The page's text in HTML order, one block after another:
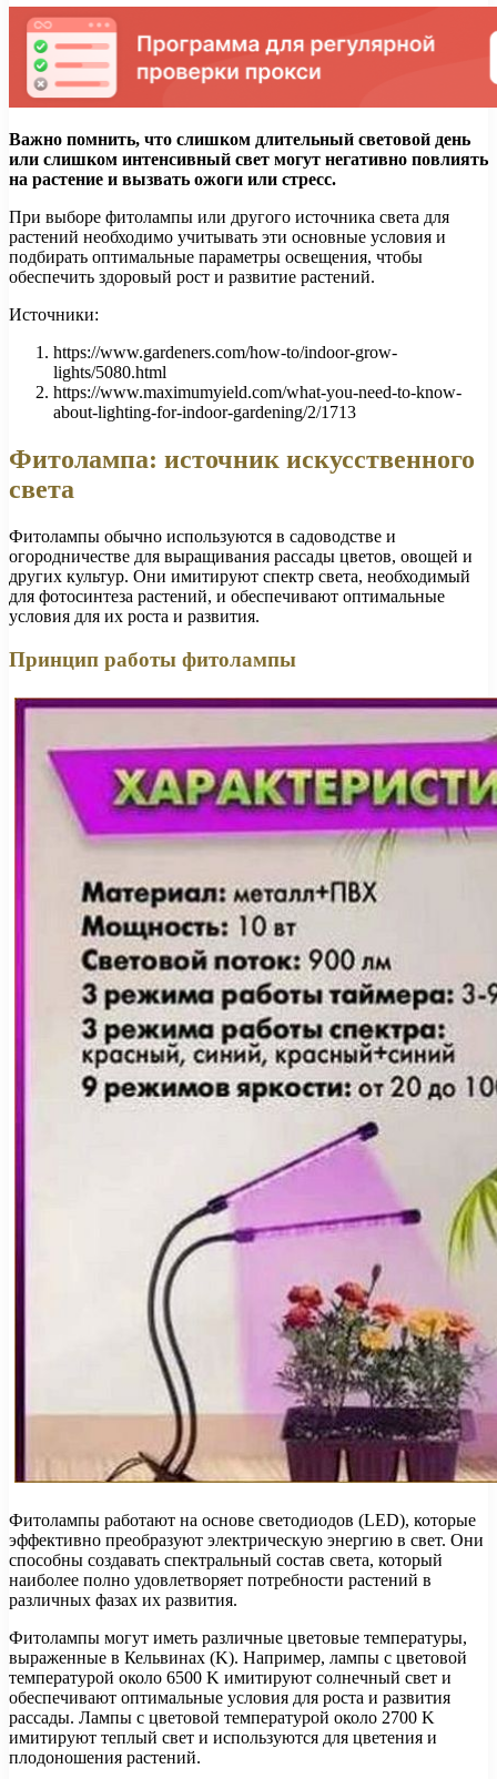
Важно помнить, что слишком длительный световой день
или слишком интенсивный свет могут негативно повлиять
на растение и вызвать ожоги или стресс.
При выборе фитолампы или другого источника света для
растений необходимо учитывать эти основные условия и
подбирать оптимальные параметры освещения, чтобы
обеспечить здоровый рост и развитие растений.
Источники:
https://www.gardeners.com/how-to/indoor-grow-
lights/5080.html
https://www.maximumyield.com/what-you-need-to-know-
about-lighting-for-indoor-gardening/2/1713
Фитолампа: источник искусственного
света
Фитолампы обычно используются в садоводстве и
огородничестве для выращивания рассады цветов, овощей и
других культур. Они имитируют спектр света, необходимый
для фотосинтеза растений, и обеспечивают оптимальные
условия для их роста и развития.
Принцип работы фитолампы
Фитолампы работают на основе светодиодов (LED), которые
эффективно преобразуют электрическую энергию в свет. Они
способны создавать спектральный состав света, который
наиболее полно удовлетворяет потребности растений в
различных фазах их развития.
Фитолампы могут иметь различные цветовые температуры,
выраженные в Кельвинах (K). Например, лампы с цветовой
температурой около 6500 K имитируют солнечный свет и
обеспечивают оптимальные условия для роста и развития
рассады. Лампы с цветовой температурой около 2700 K
имитируют теплый свет и используются для цветения и
плодоношения растений.